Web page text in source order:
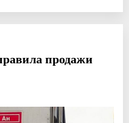
продажи